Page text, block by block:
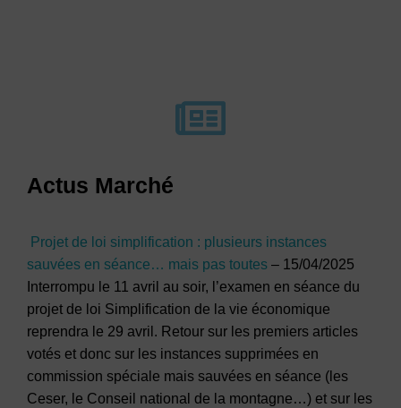
Actus Marché
Projet de loi simplification : plusieurs instances
sauvées en séance… mais pas toutes – 15/04/2025
Interrompu le 11 avril au soir, l’examen en séance du
projet de loi Simplification de la vie économique
reprendra le 29 avril. Retour sur les premiers articles
votés et donc sur les instances supprimées en
commission spéciale mais sauvées en séance (les
Ceser, le Conseil national de la montagne…) et sur les